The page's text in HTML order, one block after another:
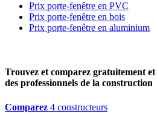
Prix porte-fenêtre en PVC
Prix porte-fenêtre en bois
Prix porte-fenêtre en aluminium
Trouvez et comparez gratuitement et
des professionnels de la construction
Comparez 4 constructeurs